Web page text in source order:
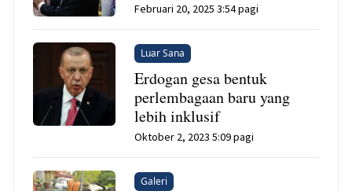
Februari 20, 2025 3:54 pagi
Luar Sana
Erdogan gesa bentuk
perlembagaan baru yang
lebih inklusif
Oktober 2, 2023 5:09 pagi
Galeri